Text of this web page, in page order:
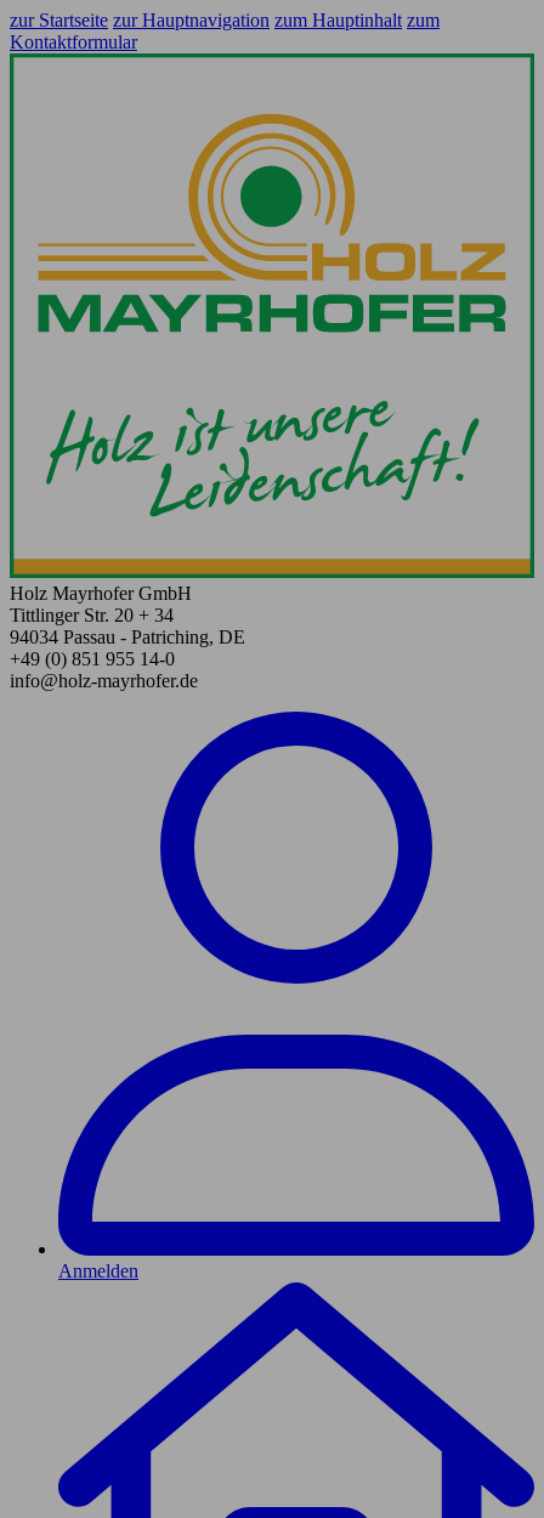
zur Startseite zur Hauptnavigation zum Hauptinhalt zum
Kontaktformular
Holz Mayrhofer GmbH
Tittlinger Str. 20 + 34
94034 Passau - Patriching, DE
+49 (0) 851 955 14-0
info@holz-mayrhofer.de
Anmelden